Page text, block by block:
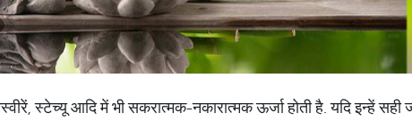
स्‍टेच्‍यू आदि में भी सकरात्‍मक-नकारात्‍मक ऊर्जा होती है. यदि इन्‍हें सही